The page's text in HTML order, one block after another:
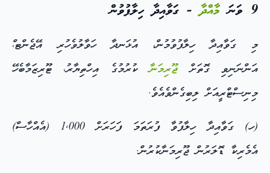
9 ވަނަ މާއްދާ- ގަވާއިދާ ހިލާފުވުން
މި ގަވާއިދާ ހިލާފުވުމުން، އުޅަނދާ ހަވާލުވެހުރި އޭޖެންޓ،ް
އަންނަނިވި ގޮތަށްޖޫރިމަނާކުރުމުގެ އިހްތިޔާރު، ޓޫރިޒަމާބެހޭ
މިނިސްޓްރީއަށް ލިބިގެންވެއެވެ.
(ހ) ގަވާއިދާ ހިލާފުވާ ފުރަތަމަ ފަހަރަށް 1,000 (އެއްހާސް)
އެމެރިކާ ޑޮލަރުން ޖޫރިމަނާކުރުން.